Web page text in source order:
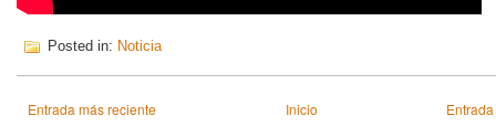
Posted in: Noticia
Entrada más reciente Inicio